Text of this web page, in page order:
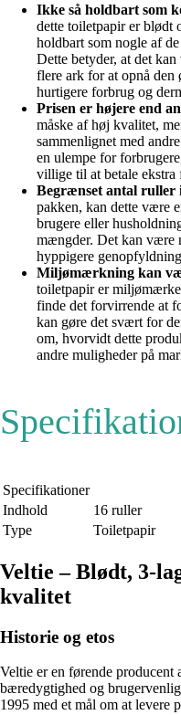
Ikke så holdbart som
dette toiletpapir er blødt
holdbart som nogle af
Dette betyder, at det
flere ark for at opnå
hurtigere forbrug og
Prisen er højere end
måske af høj kvalitet,
sammenlignet med
en ulempe for
villige til at betale
Begrænset antal ruller
pakken, kan dette være
brugere eller
mængder. Det kan være
hyppigere
Miljømærkning kan
toiletpapir er
finde det forvirrende at
kan gøre det svært for
om, hvorvidt dette
andre muligheder på
Specifikationer
Indhold
16 ruller
Type
Toiletpapir
Veltie – Blødt, 3-
kvalitet
Historie og etos
Veltie er en førende
bæredygtighed og
1995 med et mål om at levere